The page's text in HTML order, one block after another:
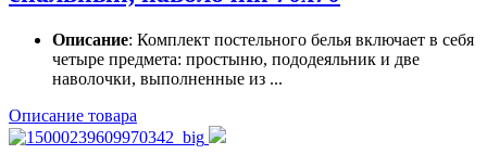
Описание: Комплект постельного белья включает в себя
четыре предмета: простыню, пододеяльник и две
наволочки, выполненные из ...
Описание товара